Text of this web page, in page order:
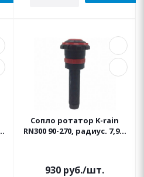
Сопло ротатор K-rain
RN300 90-270, радиус. 7,9м
930 руб./шт.